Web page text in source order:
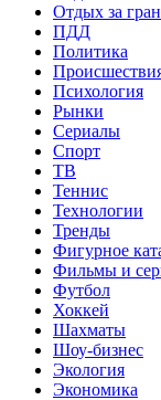
Отдых за
ПДД
Политика
Психология
Рынки
Сериалы
Спорт
ТВ
Теннис
Технологии
Тренды
Фигурное
Фильмы и
Футбол
Хоккей
Шахматы
Шоу-бизнес
Экология
Экономика